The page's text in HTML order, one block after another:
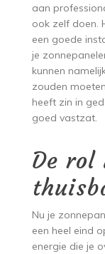
aan
ook zelf doen.
een goede
je
kunnen
zouden
heeft zin in
goed vastzat.
De rol
Nu je
een heel eind
energie die je